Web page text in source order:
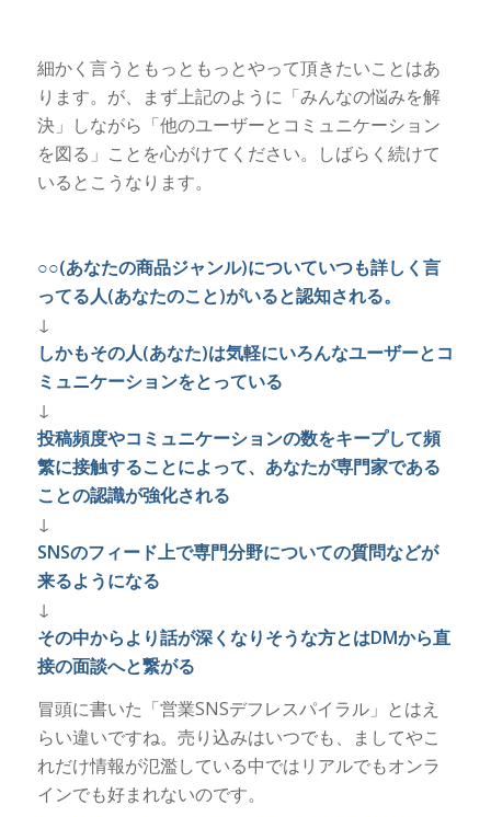
細かく言うともっともっとやって頂きたいことはあ
ります。が、まず上記のように「みんなの悩みを解
決」しながら「他のユーザーとコミュニケーション
を図る」ことを心がけてください。しばらく続けて
いるとこうなります。
○○(あなたの商品ジャンル)についていつも詳しく言
ってる人(あなたのこと)がいると認知される。
↓
しかもその人(あなた)は気軽にいろんなユーザーとコ
ミュニケーションをとっている
↓
投稿頻度やコミュニケーションの数をキープして頻
繁に接触することによって、あなたが専門家である
ことの認識が強化される
↓
SNSのフィード上で専門分野についての質問などが
来るようになる
↓
その中からより話が深くなりそうな方とはDMから直
接の面談へと繋がる
冒頭に書いた「営業SNSデフレスパイラル」とはえ
らい違いですね。売り込みはいつでも、ましてやこ
れだけ情報が氾濫している中ではリアルでもオンラ
インでも好まれないのです。